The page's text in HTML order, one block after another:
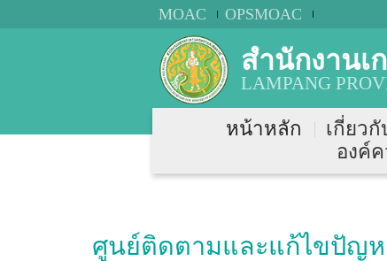
MOAC OPSMOAC
สำนักงานเ
LAMPANG
หน้าหลัก เกี่ยว
องค์
ศูนย์ติดตามและแก้ไขปัญห